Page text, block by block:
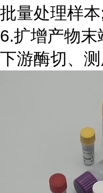
批量处理样本
6.扩增产物
下游酶切、测